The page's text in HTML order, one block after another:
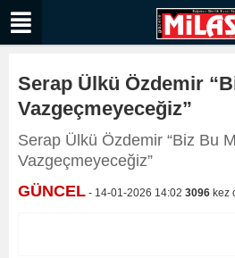
Serap Ülkü Özdemir
Vazgeçmeyeceğiz”
Serap Ülkü Özdemir “Biz Bu
Vazgeçmeyeceğiz”
GÜNCEL - 14-01-2026 14:02 3096 kez